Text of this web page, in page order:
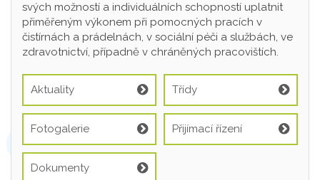
svých možností a individuálních schopností uplatnit
přiměřeným výkonem při pomocných pracích v
čistírnách a prádelnách, v sociální péči a službách, ve
zdravotnictví, případně v chráněných pracovištích.
Aktuality Třídy
Fotogalerie Přijímací řízení
Dokumenty